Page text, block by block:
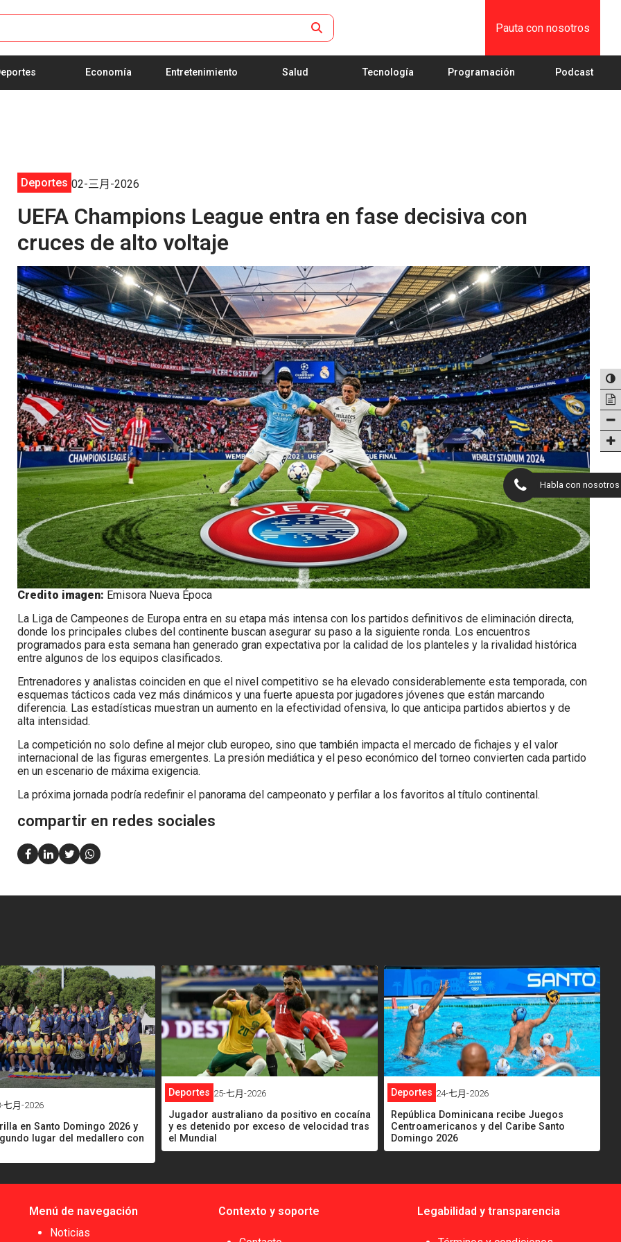
Pauta con nosotros
Economía Entretenimiento Salud Tecnología Programación Podcast
Deportes 02-三月-2026
UEFA Champions League entra en fase decisiva con
cruces de alto voltaje
Credito imagen: Emisora Nueva Época
La Liga de Campeones de Europa entra en su etapa más intensa con los partidos definitivos de eliminación directa,
donde los principales clubes del continente buscan asegurar su paso a la siguiente ronda. Los encuentros
programados para esta semana han generado gran expectativa por la calidad de los planteles y la rivalidad histórica
entre algunos de los equipos clasificados.
Entrenadores y analistas coinciden en que el nivel competitivo se ha elevado considerablemente esta temporada, con
esquemas tácticos cada vez más dinámicos y una fuerte apuesta por jugadores jóvenes que están marcando
diferencia. Las estadísticas muestran un aumento en la efectividad ofensiva, lo que anticipa partidos abiertos y de
alta intensidad.
La competición no solo define al mejor club europeo, sino que también impacta el mercado de fichajes y el valor
internacional de las figuras emergentes. La presión mediática y el peso económico del torneo convierten cada partido
en un escenario de máxima exigencia.
La próxima jornada podría redefinir el panorama del campeonato y perfilar a los favoritos al título continental.
compartir en redes sociales
七月-2026
en Santo Domingo 2026 y
lugar del medallero con
Deportes 25-七月-2026
Jugador australiano da positivo en cocaína
y es detenido por exceso de velocidad tras
el Mundial
Deportes 24-七月-2026
República Dominicana recibe Juegos
Centroamericanos y del Caribe Santo
Domingo 2026
Habla con nosotros
Menú de navegación
Noticias
Contexto y soporte Legabilidad y transparencia